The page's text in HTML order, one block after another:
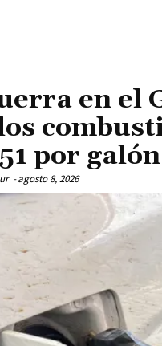
en el
por galón
-agosto 8, 2026